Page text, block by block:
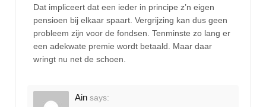
Dat impliceert dat een ieder in principe z’n eigen
pensioen bij elkaar spaart. Vergrijzing kan dus geen
probleem zijn voor de fondsen. Tenminste zo lang er
een adekwate premie wordt betaald. Maar daar
wringt nu net de schoen.
Ain says: